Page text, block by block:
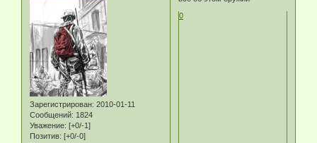
Зарегистрирован: 2010-01-11
Сообщений: 1824
Уважение: [+0/-1]
Позитив: [+0/-0]
0